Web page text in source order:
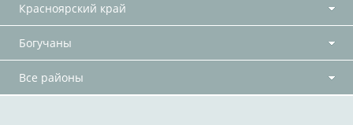
Красноярский край
Богучаны
Все районы